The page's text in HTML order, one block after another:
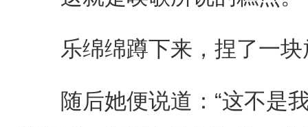
乐绵绵蹲下来，捏了一块
随后她便说道：“这不是我